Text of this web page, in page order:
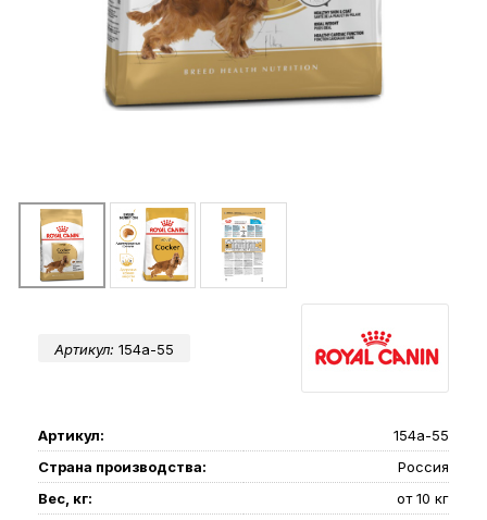
Артикул: 154a-55
Артикул:
154a-55
Страна производства:
Россия
Вес, кг:
от 10 кг